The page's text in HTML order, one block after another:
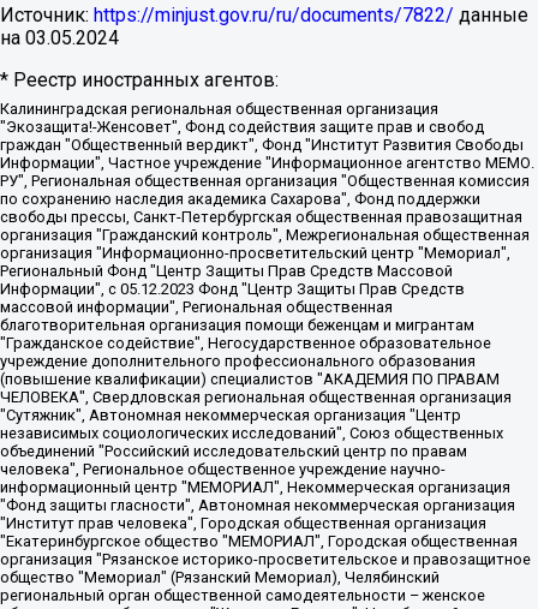
Источник: https://minjust.gov.ru/ru/documents/7822/ данные
на 03.05.2024
* Реестр иностранных агентов:
Калининградская региональная общественная организация "Экозащита!-Женсовет", Фонд содействия защите прав и свобод граждан "Общественный вердикт", Фонд "Институт Развития Свободы Информации", Частное учреждение "Информационное агентство МЕМО. РУ", Региональная общественная организация "Общественная комиссия по сохранению наследия академика Сахарова", Фонд поддержки свободы прессы, Санкт-Петербургская общественная правозащитная организация "Гражданский контроль", Межрегиональная общественная организация "Информационно-просветительский центр "Мемориал", Региональный Фонд "Центр Защиты Прав Средств Массовой Информации", с 05.12.2023 Фонд "Центр Защиты Прав Средств массовой информации", Региональная общественная благотворительная организация помощи беженцам и мигрантам "Гражданское содействие", Негосударственное образовательное учреждение дополнительного профессионального образования (повышение квалификации) специалистов "АКАДЕМИЯ ПО ПРАВАМ ЧЕЛОВЕКА", Свердловская региональная общественная организация "Сутяжник", Автономная некоммерческая организация "Центр независимых социологических исследований", Союз общественных объединений "Российский исследовательский центр по правам человека", Региональное общественное учреждение научно-информационный центр "МЕМОРИАЛ", Некоммерческая организация "Фонд защиты гласности", Автономная некоммерческая организация "Институт прав человека", Городская общественная организация "Екатеринбургское общество "МЕМОРИАЛ", Городская общественная организация "Рязанское историко-просветительское и правозащитное общество "Мемориал" (Рязанский Мемориал), Челябинский региональный орган общественной самодеятельности – женское общественное объединение "Женщины Евразии", Челябинский региональный орган общественной самодеятельности "Уральская правозащитная группа", Фонд содействия защите здоровья и социальной справедливости имени Андрея Рылькова, Автономная Некоммерческая Организация "Аналитический Центр Юрия Левады", Автономная некоммерческая организация социальной поддержки населения "Проект Апрель", Региональная общественная организация помощи женщинам и детям, находящимся в кризисной ситуации "Информационно-методический центр "Анна", Фонд содействия развитию массовых коммуникаций и правовому просвещению "Так-так-Так", Фонд содействия устойчивому развитию "Серебряная тайга", Свердловский региональный общественный фонд социальных проектов "Новое время", "Idel.Реалии", Кавказ.Реалии, Крым.Реалии, Телеканал Настоящее Время, Татаро-башкирская служба Радио Свобода (Azatliq Radiosi), Радио Свободная Европа/Радио Свобода (PCE/PC), "Сибирь.Реалии", "Фактограф", Благотворительный фонд помощи осужденным и их семьям, Автономная некоммерческая организация "Институт глобализации и социальных движений", Фонд "В защиту прав заключенных", Частное учреждение "Центр поддержки и содействия развитию средств массовой информации", Пензенский региональный общественный благотворительный фонд "Гражданский союз", "Север.Реалии", Некоммерческая организация Фонд "Правовая инициатива", Общество с ограниченной ответственностью "Радио Свободная Европа/Радио Свобода", Чешское информационное агентство "MEDIUM-ORIENT", Красноярская региональная общественная организация "Мы против СПИДа", Камалягин Денис Николаевич, Маркелов Сергей Евгеньевич, Пономарев Лев Александрович, Савицкая Людмила Алексеевна, Автономная некоммерческая организация "Центр по работе с проблемой насилия "НАСИЛИЮ.НЕТ", Межрегиональный профессиональный союз работников здравоохранения "Альянс врачей", Юридическое лицо, зарегистрированное в Латвийской Республике, SIA "Medusa Project" (регистрационный номер 40103797863, дата регистрации 10.06.2014), Некоммерческая организация "Фонд по борьбе с коррупцией", Автономная некоммерческая организация "Институт права и публичной политики", Баданин Роман Сергеевич, Гликин Максим Александрович, Железнова Мария Михайловна, Лукьянова Юлия Сергеевна, Маетная Елизавета Витальевна, Маняхин Петр Борисович, Чуракова Ольга Владимировна, Ярош Юлия Петровна, Юридическое лицо "The Insider SIA", зарегистрированное в Риге, Латвийская Республика (дата регистрации 26.06.2015), являющееся администратором доменного имени интернет-издания "The Insider SIA", https://theins.ru, Постернак Алексей Евгеньевич, Рубин Михаил Аркадьевич, Анин Роман Александрович, Юридическое лицо Istories fonds, зарегистрированное в Латвийской Республике (регистрационный номер 50008295751, дата регистрации 24.02.2020), Великовский Дмитрий Александрович, Долинина Ирина Николаевна, Мароховская Алеся Алексеевна, Шлейнов Роман Юрьевич, Шмагун Олеся Валентиновна, Общество с ограниченной ответственностью "Альтаир 2021", Общество с ограниченной ответственностью "Вега 2021", Общество с ограниченной ответственностью "Главный редактор 2021", Общество с ограниченной ответственностью "Ромашки монолит", Важенков Артем Валерьевич, Ивановская областная общественная организация "Центр гендерных исследований", Гурман Юрий Альбертович, Медиапроект "ОВД-Инфо", Егоров Владимир Владимирович, Жилинский Владимир Александрович, Общество с ограниченной ответственностью "ЗП", Иванова София Юрьевна, Карезина Инна Павловна, Кильтау Екатерина Викторовна, Петров Алексей Викторович, Пискунов Сергей Евгеньевич, Смирнов Сергей Сергеевич, Тихонов Михаил Сергеевич, Общество с ограниченной ответственностью "ЖУРНАЛИСТ-ИНОСТРАННЫЙ АГЕНТ", Арапова Галина Юрьевна, Вольтская Татьяна Анатольевна, Американская компания "Mason G.E.S. Anonymous Foundation" (США), являющаяся владельцем интернет-издания https://mnews.world/, Компания "Stichting Bellingcat", зарегистрированная в Нидерландах (дата регистрации 11.07.2018), Захаров Андрей Вячеславович, Клепиковская Екатерина Дмитриевна, Общество с ограниченной ответственностью "МЕМО", Перл Роман Александрович, Симонов Евгений Алексеевич, Соловьева Елена Анатольевна, Сотников Даниил Владимирович, Сурначева Елизавета Дмитриевна, Автономная некоммерческая организация по защите прав человека и информированию населения "Якутия – Наше Мнение", Общество с ограниченной ответственностью "Москоу диджитал медиа", с 26.01.2023 Общество с ограниченной ответственностью "Чайка Белые сады", Ветошкина Валерия Валерьевна, Заговора Максим Александрович, Межрегиональное общественное движение "Российская ЛГБТ - сеть", Оленичев Максим Владимирович, Павлов Иван Юрьевич, Скворцова Елена Сергеевна, Общество с ограниченной ответственностью "Как бы инагент", Кочетков Игорь Викторович, Общество с ограниченной ответственностью "Честные выборы", Еланчик Олег Александрович, Общество с ограниченной ответственностью "Нобелевский призыв", Гималова Регина Эмилевна, Григорьев Андрей Валерьевич, Григорьева Алина Александровна, Ассоциация по содействию защите прав призывников, альтернативнослужащих и военнослужащих "Правозащитная группа "Гражданин.Армия.Право", Хисамова Регина Фаритовна, Автономная некоммерческая организация по реализации социально-правовых программ "Лилит", Дальневосточное общественное движение "Маяк", Санкт-Петербургская ЛГБТ-инициативная группа "Выход", Инициативная группа ЛГБТ+ "Реверс", Алексеев Андрей Викторович, Бекбулатова Таисия Львовна, Беляев Иван Михайлович, Владыкина Елена Сергеевна, Гельман Марат Александрович, Никульшина Вероника Юрьевна, Толоконникова Надежда Андреевна, Шендерович Виктор Анатольевич, Общество с ограниченной ответственностью "Данное сообщение", Общество с ограниченной ответственностью Издательский дом "Новая глава", Айнбиндер Александра Александровна, Московский комьюнити-центр для ЛГБТ+инициатив, Благотворительный фонд развития филантропии, Deutsche Welle (Германия, Kurt-Schumacher-Strasse 3, 53113 Bonn), Борзунова Мария Михайловна, Воробьев Виктор Викторович, Голубева Анна Львовна, Константинова Алла Михайловна, Малкова Ирина Владимировна, Мурадов Мурад Абдулгалимович, Осетинская Елизавета Николаевна, Понасенков Евгений Николаевич, Ганапольский Матвей Юрьевич, Киселев Евгений Алексеевич, Борухович Ирина Григорьевна, Дремин Иван Тимофеевич, Дубровский Дмитрий Викторович, Красноярская региональная общественная организация поддержки и развития альтернативных образовательных технологий и межкультурных коммуникаций "ИНТЕРРА", Маяковская Екатерина Алексеевна, Фейгин Марк Захарович, Филимонов Андрей Викторович, Дзугкоева Регина Николаевна, Доброхотов Роман Александрович, Дудь Юрий Александрович, Елкин Сергей Владимирович, Кругликов Кирилл Игоревич, Сабунаева Мария Леонидовна, Семенов Алексей Владимирович, Шаинян Карен Багратович, Шульман Екатерина Михайловна, Асафьев Артур Валерьевич, Вахштайн Виктор Семенович, Венедиктов Алексей Алексеевич, Лушникова Екатерина Евгеньевна, Волков Леонид Михайлович, Невзоров Александр Глебович, Пархоменко Сергей Борисович, Сироткин Ярослав Николаевич, Кара-Мурза Владимир Владимирович, Баранова Наталья Владимировна, Гозман Леонид Яковлевич, Кагарлицкий Борис Юльевич, Климарев Михаил Валерьевич, Милов Владимир Станиславович, Автономная некоммерческая организация Краснодарский центр современного искусства "Типография", Моргенштерн Алишер Тагирович, Соболь Любовь Эдуардовна, Общество с ограниченной ответственностью "ЛИЗА НОРМ", Каспаров Гарри Кимович, Ходорковский Михаил Борисович, Общество с ограниченной ответственностью "Апрельские тезисы", Данилович Ирина Брониславовна, Кашин Олег Владимирович, Петров Николай Владимирович, Пивоваров Алексей Владимирович, Соколов Михаил Владимирович, Цветкова Юлия Владимировна, Чичваркин Евгений Александрович, Комитет против пыток/Команда против пыток, Общество с ограниченной ответственностью "Первый научный", Общество с ограниченной ответственностью "Вертолет и ко", Белоцерковская Вероника Борисовна, Кац Максим Евгеньевич, Лазарева Татьяна Юрьевна, Шаведдинов Руслан Табризович, Яшин Илья Валерьевич, Общество с ограниченной ответственностью "Иноагент ААВ", Алешковский Дмитрий Петрович, Альбац Евгения Марковна, Быков Дмитрий Львович, Галямина Юлия Евгеньевна, Лойко Сергей Леонидович, Мартынов Кирилл Константинович, Медведев Сергей Александрович, Крашенинников Федор Геннадиевич, Гордеева Катерина Вл